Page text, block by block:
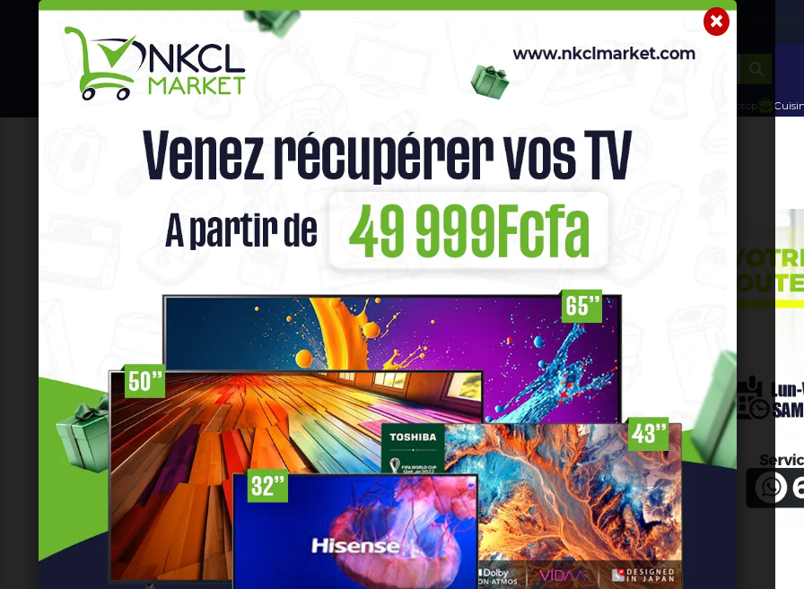
☰
Promo Congélateur Imprimante
Bienvenusur NKCL MARKET
Comment achetez sur
MARKET ?
Chez NKCL MARKET, nous vous offrons une expérience d'achat en
ligne simple, pratique et sécurisée. Nous sommes ravis de vous
présenter notre plateforme où vous pouvez acheter une large
de produits de qualité.